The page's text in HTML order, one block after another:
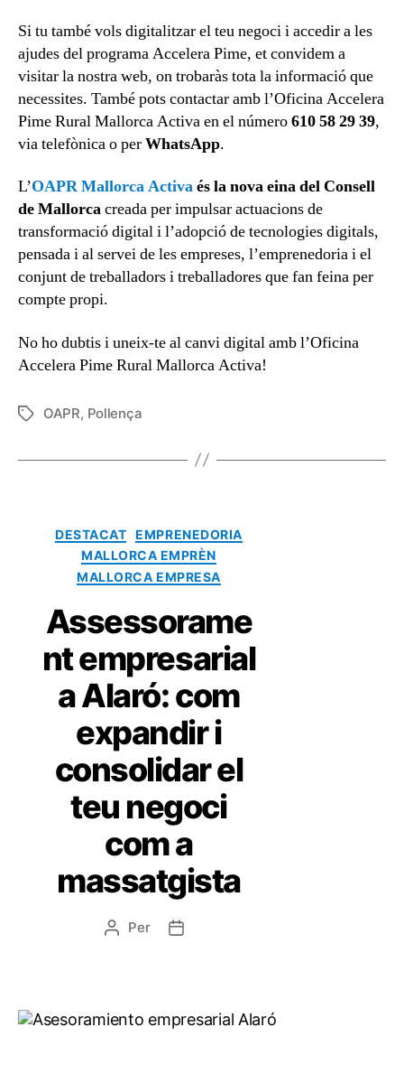
Si tu també vols digitalitzar el teu negoci i accedir a les
ajudes del programa Accelera Pime, et convidem a
visitar la nostra web, on trobaràs tota la informació que
necessites. També pots contactar amb l’Oficina Accelera
Pime Rural Mallorca Activa en el número610 58 29 39,
via telefònica o perWhatsApp.
L’OAPR Mallorca Activaés la novaeina del Consell
de Mallorcacreada per impulsar actuacions de
transformació digital i l’adopció de tecnologies digitals,
pensada i al servei de les empreses, l’emprenedoria i el
conjunt de treballadors i treballadores que fan feina per
compte propi.
No ho dubtis i uneix-te al canvi digital amb l’Oficina
Accelera Pime Rural Mallorca Activa!
OAPR, Pollença
DESTACAT
EMPRENEDORIA
MALLORCA EMPRÈN
MALLORCA EMPRESA
Assessorame
nt empresarial
a Alaró: com
expandir i
consolidar el
teu negoci
com a
massatgista
Per